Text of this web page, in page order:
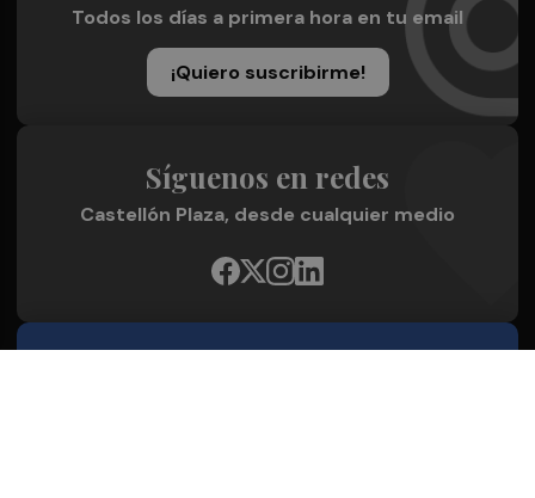
Todos los días a primera hora en tu email
¡Quiero suscribirme!
Síguenos en redes
Castellón Plaza, desde cualquier medio